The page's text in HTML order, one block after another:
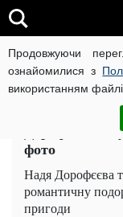
Продовжуючи
ознайомилися з
використанням
ВІЙНА РОСІЇ
Шоу-
Дорофєєва в
фото
Надя Дорофєєва
романтичну
пригоди